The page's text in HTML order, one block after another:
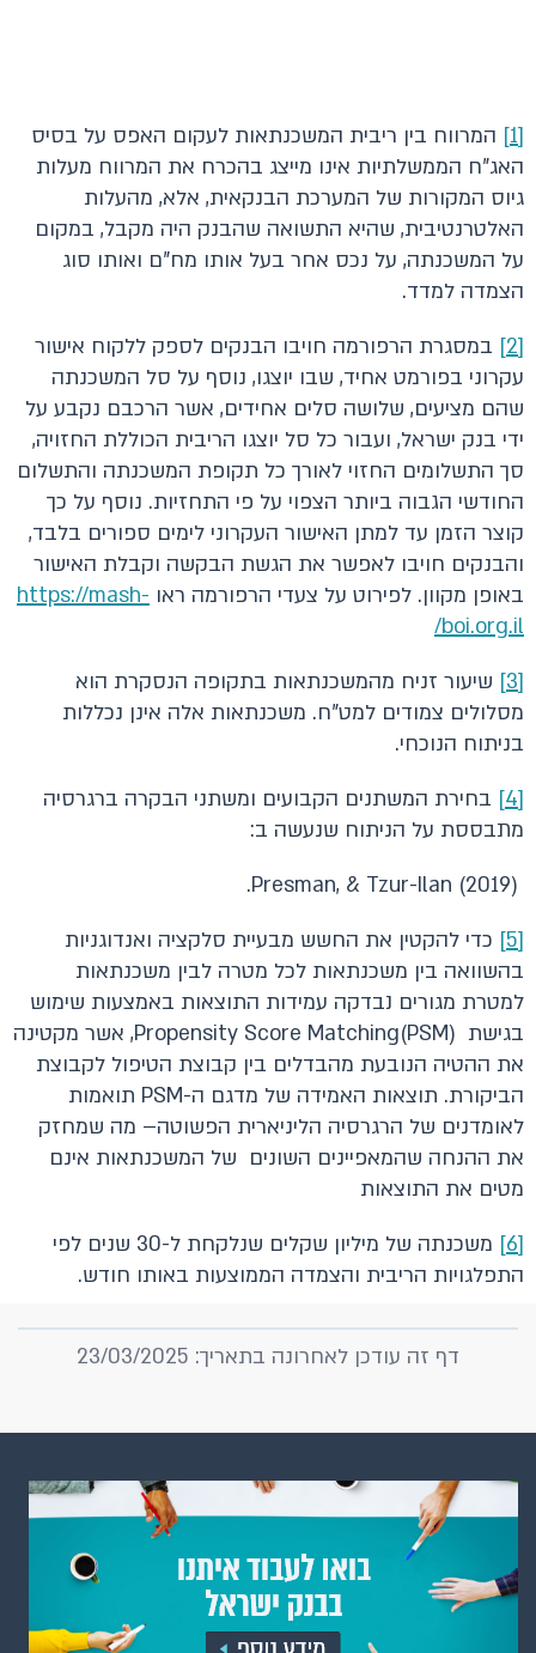
[1]
המרווח בין ריבית המשכנתאות לעקום האפס על בסיס
האג"ח הממשלתיות אינו מייצג בהכרח את המרווח מעלות
גיוס המקורות של המערכת הבנקאית, אלא, מהעלות
האלטרנטיבית, שהיא התשואה שהבנק היה מקבל, במקום
על המשכנתה, על נכס אחר בעל אותו מח"ם ואותו סוג
הצמדה למדד.
[2]
במסגרת הרפורמה חויבו הבנקים לספק ללקוח אישור
עקרוני בפורמט אחיד, שבו יוצגו, נוסף על סל המשכנתה
שהם מציעים, שלושה סלים אחידים, אשר הרכבם נקבע על
ידי בנק ישראל, ועבור כל סל יוצגו הריבית הכוללת החזויה,
סך התשלומים החזוי לאורך כל תקופת המשכנתה והתשלום
החודשי הגבוה ביותר הצפוי על פי התחזיות. נוסף על כך
קוצר הזמן עד למתן האישור העקרוני לימים ספורים בלבד,
והבנקים חויבו לאפשר את הגשת הבקשה וקבלת האישור
באופן מקוון. לפירוט על צעדי הרפורמה ראו https://mash-
boi.org.il/
[3]
שיעור זניח מהמשכנתאות בתקופה הנסקרת הוא
מסלולים צמודים למט"ח. משכנתאות אלה אינן נכללות
בניתוח הנוכחי.
[4]
בחירת המשתנים הקבועים ומשתני הבקרה ברגרסיה
מתבססת על הניתוח שנעשה ב:
[5]
כדי להקטין את החשש מבעיית סלקציה ואנדוגניות
בהשוואה בין משכנתאות לכל מטרה לבין משכנתאות
למטרת מגורים נבדקה עמידות התוצאות באמצעות שימוש
בגישת Propensity Score Matching(PSM), אשר מקטינה
את ההטיה הנובעת מהבדלים בין קבוצת הטיפול לקבוצת
הביקורת. תוצאות האמידה של מדגם ה-PSM תואמות
לאומדנים של הרגרסיה הליניארית הפשוטה– מה שמחזק
את ההנחה שהמאפיינים השונים של המשכנתאות אינם
מטים את התוצאות
[6]
משכנתה של מיליון שקלים שנלקחת ל-30 שנים לפי
התפלגויות הריבית והצמדה הממוצעות באותו חודש.
דף זה עודכן לאחרונה בתאריך: 23/03/2025